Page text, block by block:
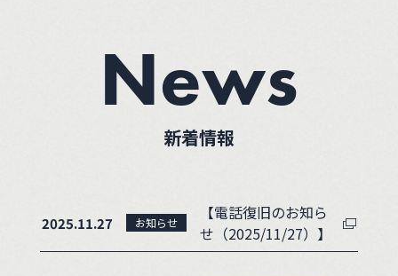
News
新着情報
2025.11.27 お知らせ
【電話復旧のお知ら
せ（2025/11/27）】